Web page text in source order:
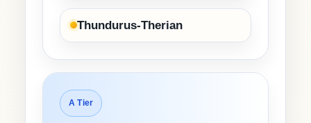
Thundurus-Therian
A Tier